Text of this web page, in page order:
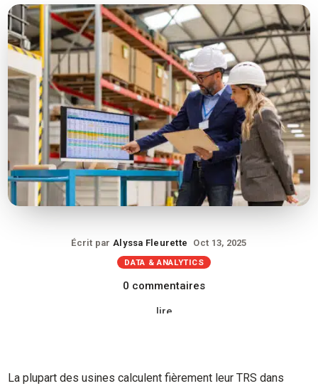
Écrit par Alyssa Fleurette Oct 13, 2025
DATA & ANALYTICS
0 commentaires
lire
La plupart des usines calculent fièrement leur TRS dans